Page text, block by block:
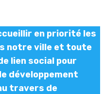
en priorité les
notre ville et toute
lien social pour
développement
travers de